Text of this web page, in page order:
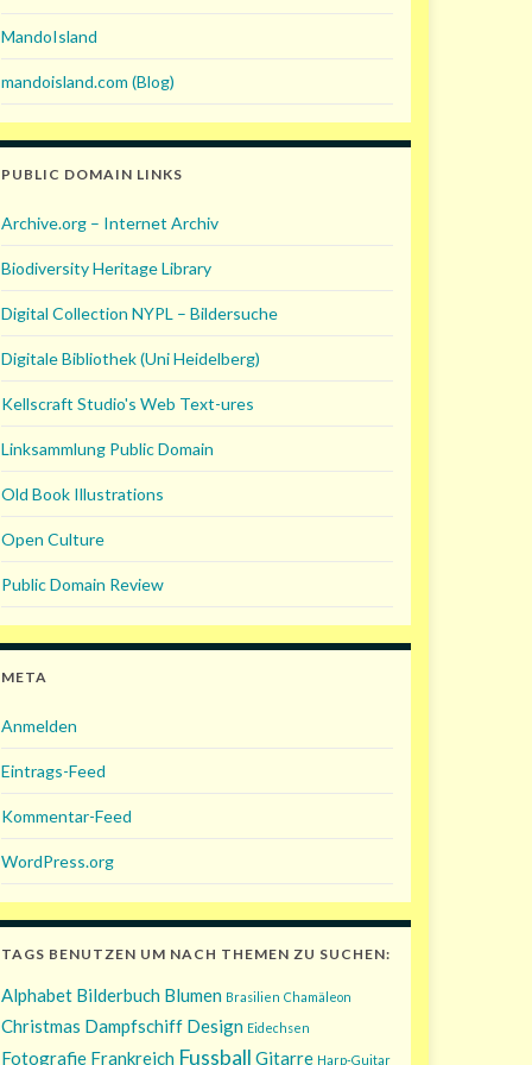
MandoIsland
mandoisland.com (Blog)
PUBLIC DOMAIN LINKS
Archive.org – Internet Archiv
Biodiversity Heritage Library
Digital Collection NYPL – Bildersuche
Digitale Bibliothek (Uni Heidelberg)
Kellscraft Studio's Web Text-ures
Linksammlung Public Domain
Old Book Illustrations
Open Culture
Public Domain Review
META
Anmelden
Eintrags-Feed
Kommentar-Feed
WordPress.org
TAGS BENUTZEN UM NACH THEMEN ZU SUCHEN:
Alphabet Bilderbuch Blumen Brasilien Chamäleon
Christmas Dampfschiff Design Eidechsen
Fotografie Frankreich Fussball Gitarre Harp-Guitar